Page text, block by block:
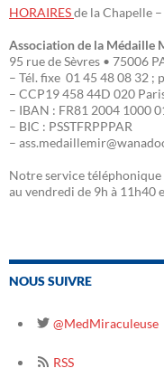
HORAIRESde la Chapelle –
Association de la Médaille
95 rue de Sèvres • 75006
– Tél. fixe 01 45 48 08 32 ;
– CCP19 458 44D 020
– IBAN : FR81 2004 1000
– BIC : PSSTFRPPPAR
–
Notre service
au vendredi de 9h à 11h40
NOUS SUIVRE
@MedMiraculeuse
RSS